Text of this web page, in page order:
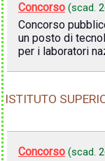
Concorso (scad.
Concorso
un posto di
per i laboratori
ISTITUTO
Concorso (scad.